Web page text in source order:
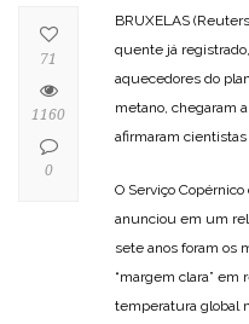
BRUXELAS
quente já
aquecedores do
metano, chegaram
afirmaram cientistas
O Serviço
anunciou em um
sete anos foram os
“margem clara” em
temperatura global
71
1160
0